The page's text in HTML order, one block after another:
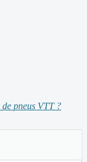
pneus VTT ?